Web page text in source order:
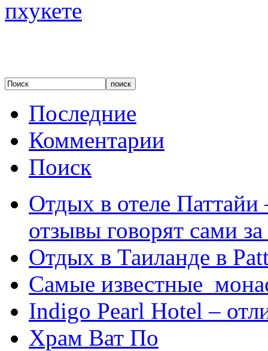
Последние
Комментарии
Поиск
Отдых в отеле
отзывы говорят сами за
Отдых в Таиланде в
Самые известные
Indigo Pearl Hotel –
Храм Ват По